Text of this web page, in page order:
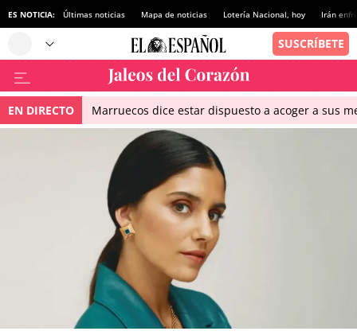
ES NOTICIA: Últimas noticias Mapa de noticias Lotería Nacional, hoy Irán
EN DIRECTO Marruecos dice estar dispuesto a acoger a sus